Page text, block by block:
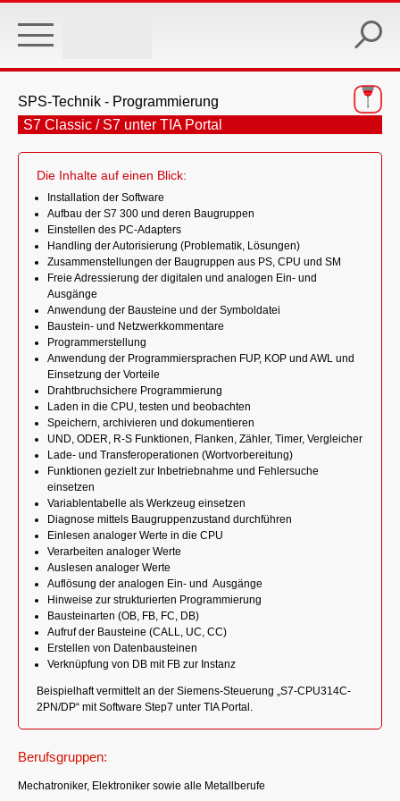
main
SPS-Technik - Programmierung
S7 Classic / S7 unter TIA Portal
Die Inhalte auf einen Blick:
Installation der Software
Aufbau der S7 300 und deren Baugruppen
Einstellen des PC-Adapters
Handling der Autorisierung (Problematik, Lösungen)
Zusammenstellungen der Baugruppen aus PS, CPU und SM
Freie Adressierung der digitalen und analogen Ein- und
Ausgänge
Anwendung der Bausteine und der Symboldatei
Baustein- und Netzwerkkommentare
Programmerstellung
Anwendung der Programmiersprachen FUP, KOP und AWL und
Einsetzung der Vorteile
Drahtbruchsichere Programmierung
Laden in die CPU, testen und beobachten
Speichern, archivieren und dokumentieren
UND, ODER, R-S Funktionen, Flanken, Zähler, Timer, Vergleicher
Lade- und Transferoperationen (Wortvorbereitung)
Funktionen gezielt zur Inbetriebnahme und Fehlersuche
einsetzen
Variablentabelle als Werkzeug einsetzen
Diagnose mittels Baugruppenzustand durchführen
Einlesen analoger Werte in die CPU
Verarbeiten analoger Werte
Auslesen analoger Werte
Auflösung der analogen Ein- und Ausgänge
Hinweise zur strukturierten Programmierung
Bausteinarten (OB, FB, FC, DB)
Aufruf der Bausteine (CALL, UC, CC)
Erstellen von Datenbausteinen
Verknüpfung von DB mit FB zur Instanz
Beispielhaft vermittelt an der Siemens-Steuerung „S7-CPU314C-
2PN/DP“ mit Software Step7 unter TIA Portal.
Berufsgruppen:
Mechatroniker, Elektroniker sowie alle Metallberufe